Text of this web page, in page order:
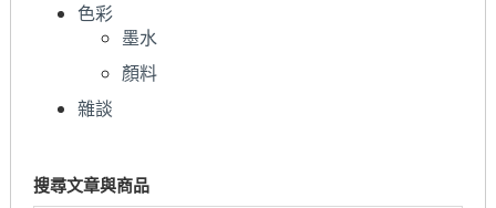
色彩
墨水
顏料
雜談
搜尋文章與商品